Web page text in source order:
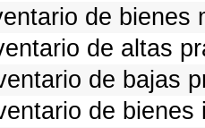
de bienes
de altas
de bajas
de bienes